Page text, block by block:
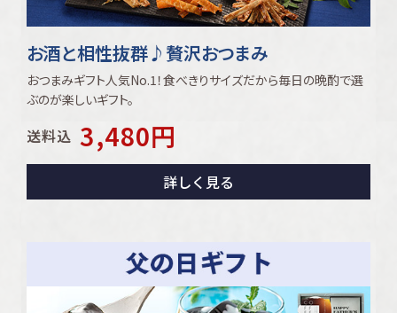
お酒と相性抜群♪贅沢おつまみ
おつまみギフト人気No.1！食べきりサイズだから毎日の晩酌で選
ぶのが楽しいギフト。
送料込 3,480円
詳しく見る